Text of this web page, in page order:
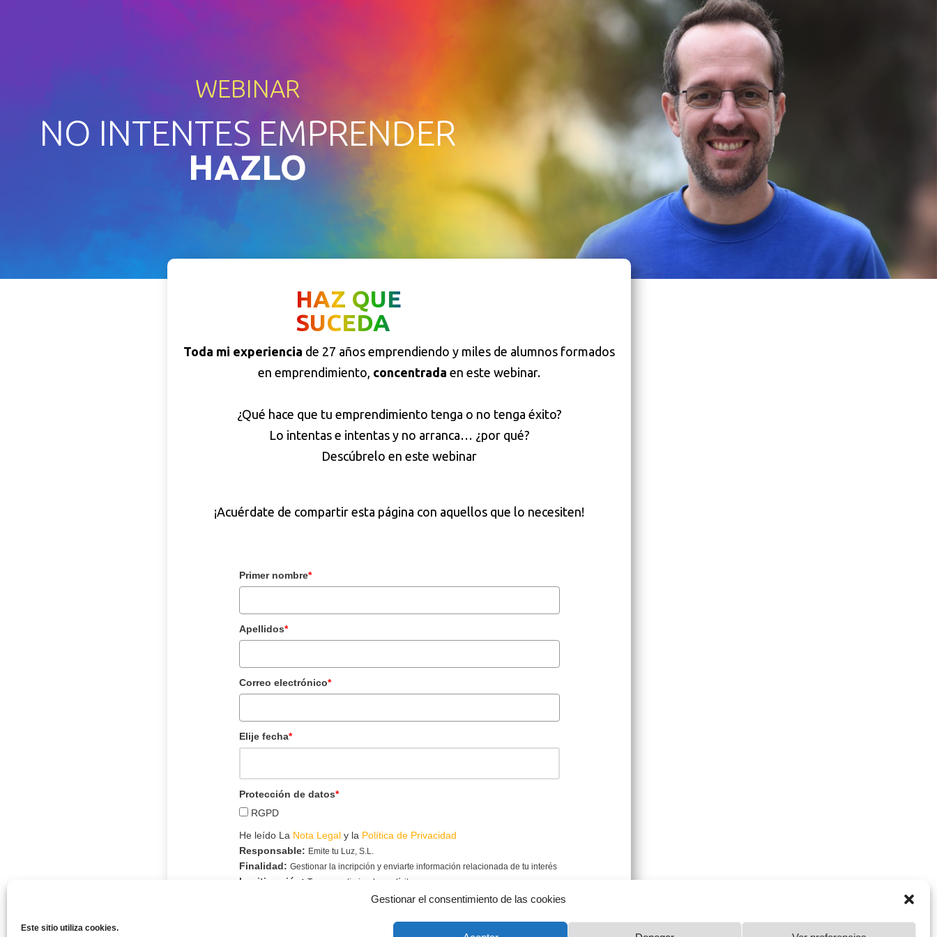
Gestionar el consentimiento de las cookies
Este sitio utiliza cookies.
WEBINAR
NO INTENTES EMPRENDER
HAZLO
HAZ QUE
SUCEDA
Toda mi experiencia de 27 años emprendiendo y miles de alumnos formados
en emprendimiento, concentrada en este webinar.
¿Qué hace que tu emprendimiento tenga o no tenga éxito?
Lo intentas e intentas y no arranca… ¿por qué?
Descúbrelo en este webinar
¡Acuérdate de compartir esta página con aquellos que lo necesiten!
Primer nombre*
Apellidos*
Correo electrónico*
Elije fecha*
Protección de datos*
RGPD
He leído La Nota Legal y la Política de Privacidad
Responsable: Emite tu Luz, S.L.
Finalidad: Gestionar la incripción y enviarte información relacionada de tu interés
Legitimación: Tu consentimiendo explícito.
ActiveCampaign, mi programa de gestión de clientes y email